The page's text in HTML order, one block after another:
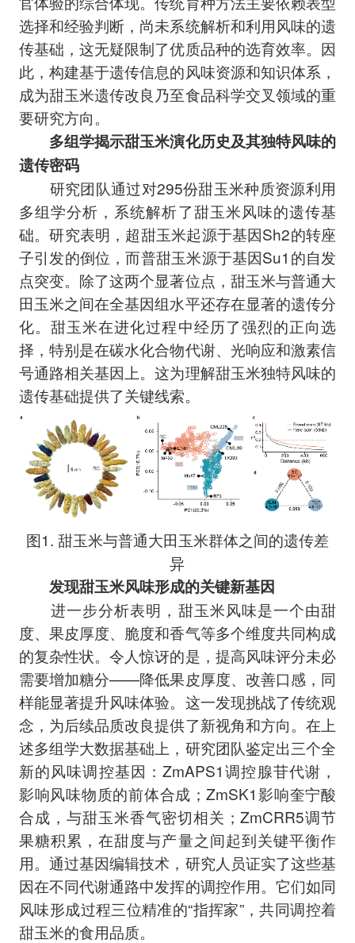
选择和经验判断，尚未系统解析和利用风味的遗
传基础，这无疑限制了优质品种的选育效率。因
此，构建基于遗传信息的风味资源和知识体系，
成为甜玉米遗传改良乃至食品科学交叉领域的重
要研究方向。
多组学揭示甜玉米演化历史及其独特风味的
遗传密码
研究团队通过对295份甜玉米种质资源利用
多组学分析，系统解析了甜玉米风味的遗传基
础。研究表明，超甜玉米起源于基因Sh2的转座
子引发的倒位，而普甜玉米源于基因Su1的自发
点突变。除了这两个显著位点，甜玉米与普通大
田玉米之间在全基因组水平还存在显著的遗传分
化。甜玉米在进化过程中经历了强烈的正向选
择，特别是在碳水化合物代谢、光响应和激素信
号通路相关基因上。这为理解甜玉米独特风味的
遗传基础提供了关键线索。
图1. 甜玉米与普通大田玉米群体之间的遗传差
异
发现甜玉米风味形成的关键新基因
进一步分析表明，甜玉米风味是一个由甜
度、果皮厚度、脆度和香气等多个维度共同构成
的复杂性状。令人惊讶的是，提高风味评分未必
需要增加糖分——降低果皮厚度、改善口感，同
样能显著提升风味体验。这一发现挑战了传统观
念，为后续品质改良提供了新视角和方向。在上
述多组学大数据基础上，研究团队鉴定出三个全
新的风味调控基因：ZmAPS1调控腺苷代谢，
影响风味物质的前体合成；ZmSK1影响奎宁酸
合成，与甜玉米香气密切相关；ZmCRR5调节
果糖积累，在甜度与产量之间起到关键平衡作
用。通过基因编辑技术，研究人员证实了这些基
因在不同代谢通路中发挥的调控作用。它们如同
风味形成过程三位精准的“指挥家”，共同调控着
甜玉米的食用品质。